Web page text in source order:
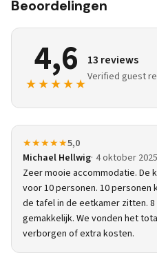
Beoordelingen
4,6
★★★★★
13 reviews
Verified guest
★★★★★5,0
Michael Hellwig 4 oktober 2025
Zeer mooie accommodatie. De
voor 10 personen. 10 personen
de tafel in de eetkamer zitten. 8
gemakkelijk. We vonden het
verborgen of extra kosten.